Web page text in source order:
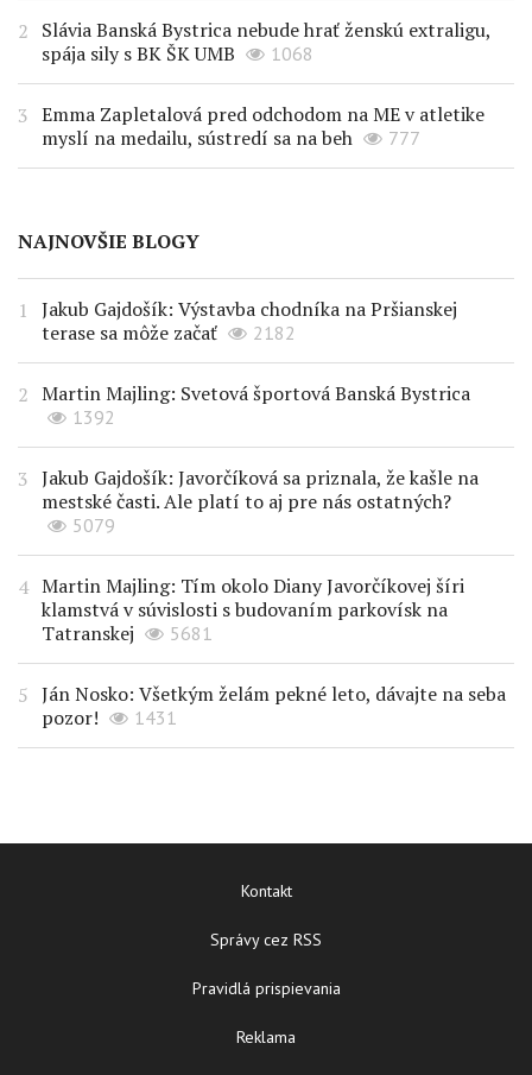
Slávia Banská Bystrica nebude hrať ženskú extraligu,
spája sily s BK ŠK UMB
1068
Emma Zapletalová pred odchodom na ME v atletike
myslí na medailu, sústredí sa na beh
777
NAJNOVŠIE BLOGY
Jakub Gajdošík: Výstavba chodníka na Pršianskej
terase sa môže začať
2182
Martin Majling: Svetová športová Banská Bystrica
1392
Jakub Gajdošík: Javorčíková sa priznala, že kašle na
mestské časti. Ale platí to aj pre nás ostatných?
5079
Martin Majling: Tím okolo Diany Javorčíkovej šíri
klamstvá v súvislosti s budovaním parkovísk na
Tatranskej
5681
Ján Nosko: Všetkým želám pekné leto, dávajte na seba
pozor!
1431
Kontakt
Správy cez RSS
Pravidlá prispievania
Reklama